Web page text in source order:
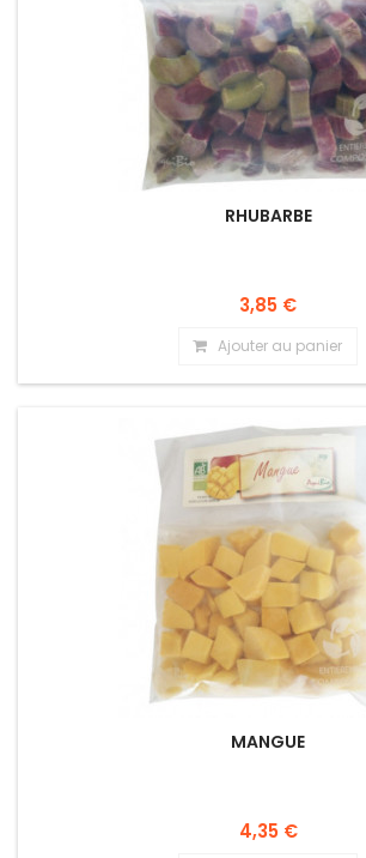
RHUBARBE
3,85 €
Ajouter au panier
MANGUE
4,35 €